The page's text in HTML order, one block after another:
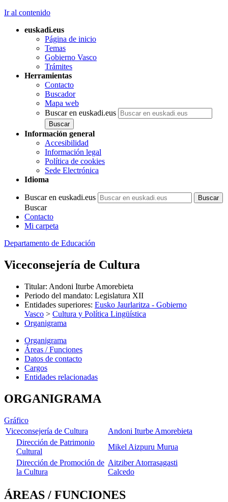
Ir al contenido
euskadi.eus
Página de inicio
Temas
Gobierno Vasco
Trámites
Herramientas
Contacto
Buscador
Mapa web
Buscar en euskadi.eus
Información general
Accesibilidad
Información legal
Política de cookies
Sede Electrónica
Idioma
Buscar en euskadi.eus
Buscar
Contacto
Mi carpeta
Departamento de Educación
Viceconsejería de Cultura
Titular: Andoni Iturbe Amorebieta
Periodo del mandato: Legislatura XII
Entidades superiores: Eusko Jaurlaritza - Gobierno
Vasco > Cultura y Política Lingüística
Organigrama
Organigrama
Áreas / Funciones
Datos de contacto
Cargos
Entidades relacionadas
ORGANIGRAMA
Gráfico
Viceconsejería de Cultura
Andoni Iturbe Amorebieta
Dirección de Patrimonio
Cultural
Mikel Aizpuru Murua
Dirección de Promoción de
la Cultura
Aitziber Atorrasagasti
Calcedo
ÁREAS / FUNCIONES